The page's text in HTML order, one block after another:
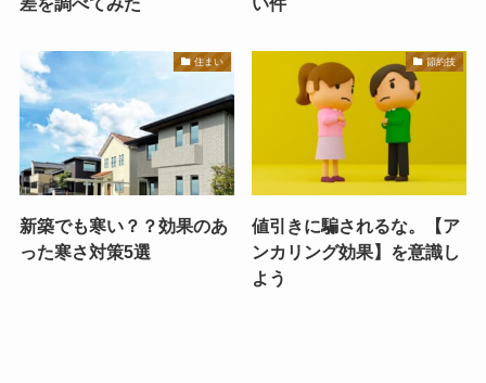
住まい
新築でも寒い？？効果のあ
った寒さ対策5選
節約技
値引きに騙されるな。【ア
ンカリング効果】を意識し
よう